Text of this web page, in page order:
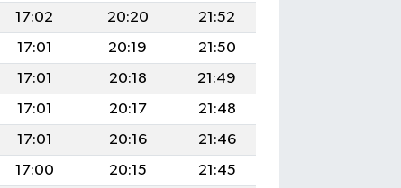
17:02 20:20
21:52
17:01 20:19
21:50
17:01 20:18
21:49
17:01 20:17
21:48
17:01 20:16
21:46
17:00 20:15
21:45